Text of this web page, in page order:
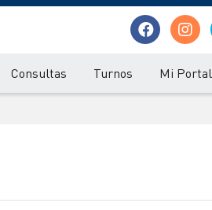
Consultas Turnos Mi Portal